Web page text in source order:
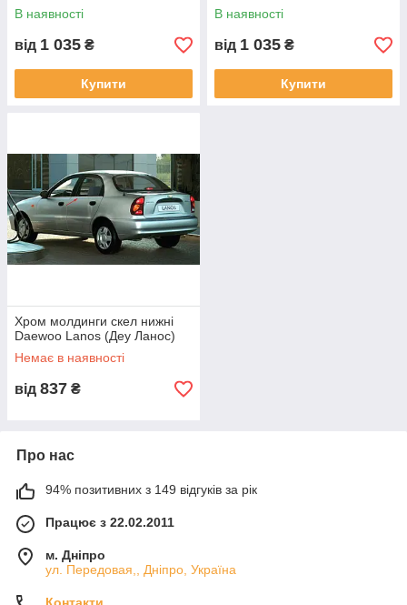
В наявності
від 1 035 ₴
Купити
В наявності
від 1 035 ₴
Купити
Хром молдинги скел нижні
Daewoo Lanos (Деу Ланос)
Немає в наявності
від 837 ₴
Про нас
94% позитивних з 149 відгуків за рік
Працює з 22.02.2011
м. Дніпро
ул. Передовая,, Дніпро, Україна